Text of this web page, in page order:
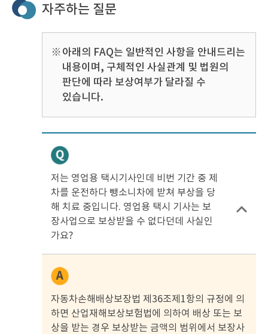
자주하는 질문
※ 아래의 FAQ는 일반적인 사항을 안내드리는
내용이며, 구체적인 사실관계 및 법원의
판단에 따라 보상여부가 달라질 수
있습니다.
저는 영업용 택시기사인데 비번 기간 중 제
차를 운전하다 뺑소니차에 받쳐 부상을 당
해 치료 중입니다. 영업용 택시 기사는 보
장사업으로 보상받을 수 없다던데 사실인
가요?
자동차손해배상보장법 제36조제1항의 규정에 의
하면 산업재해보상보험법에 의하여 배상 또는 보
상을 받는 경우 보상받는 금액의 범위에서 보장사